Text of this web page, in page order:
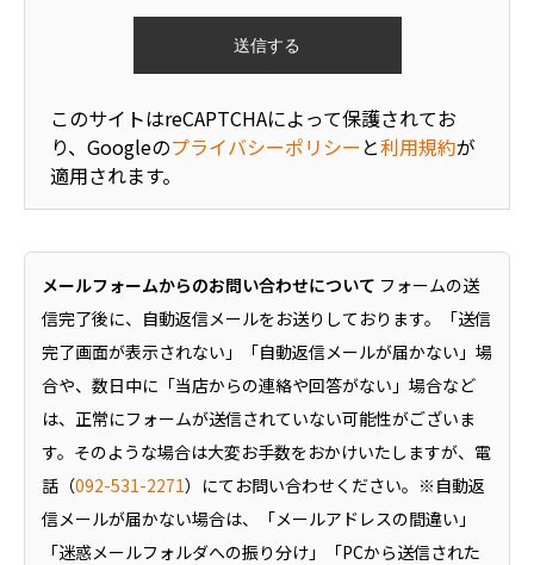
このサイトはreCAPTCHAによって保護されてお
り、Googleのプライバシーポリシー と利用規約が
適用されます。
メールフォームからのお問い合わせについて フォームの送
信完了後に、自動返信メールをお送りしております。「送信
完了画面が表示されない」「自動返信メールが届かない」場
合や、数日中に「当店からの連絡や回答がない」場合など
は、正常にフォームが送信されていない可能性がございま
す。そのような場合は大変お手数をおかけいたしますが、電
話（092-531-2271）にてお問い合わせください。※自動返
信メールが届かない場合は、「メールアドレスの間違い」
「迷惑メールフォルダへの振り分け」「PCから送信された